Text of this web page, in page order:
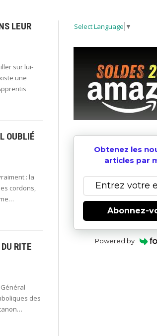
LEUR
sur lui-
une
OUBLIÉ
: la
cordons,
RITE
des
Select Language ▼
Obtenez les
articles par
Abonnez-
Powered by